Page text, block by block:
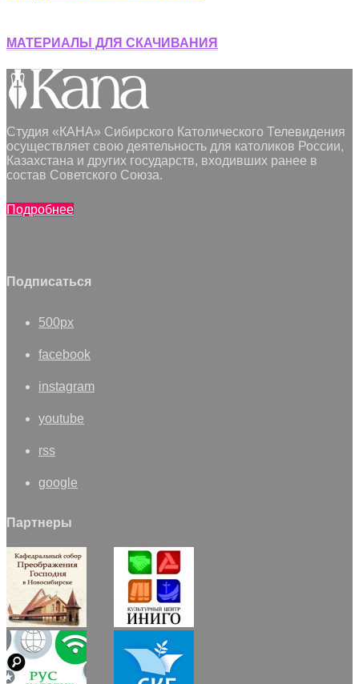
МАТЕРИАЛЫ ДЛЯ СКАЧИВАНИЯ
Студия «КАНА» Сибирского Католического Телевидения
осуществляет свою деятельность для католиков России,
Казахстана и других государств, входивших ранее в
состав Советского Союза.
Подробнее
Подписаться
500px
facebook
instagram
youtube
rss
google
Партнеры